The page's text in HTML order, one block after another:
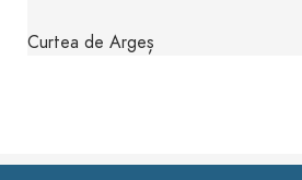
Curtea de Argeș